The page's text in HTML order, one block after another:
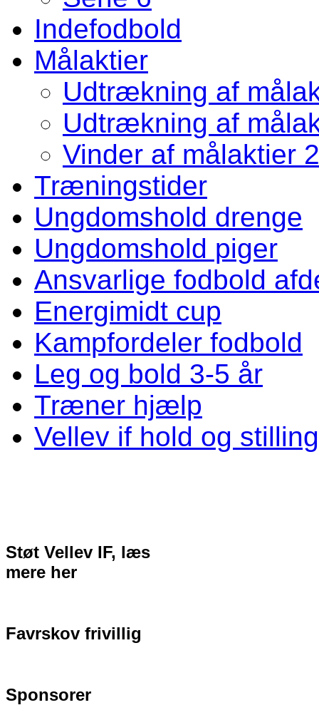
Indefodbold
Målaktier
Udtrækning af
Udtrækning af
Vinder af målaktier
Træningstider
Ungdomshold drenge
Ungdomshold piger
Ansvarlige fodbold
Energimidt cup
Kampfordeler fodbold
Leg og bold 3-5 år
Træner hjælp
Vellev if hold og
Støt Vellev IF, læs
mere her
Favrskov frivillig
Sponsorer